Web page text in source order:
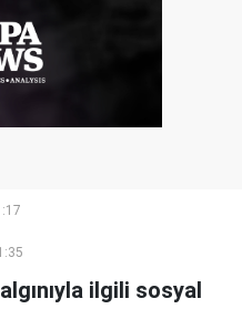
ilgili sosyal